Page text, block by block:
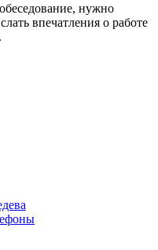
нужно
впечатления о работе